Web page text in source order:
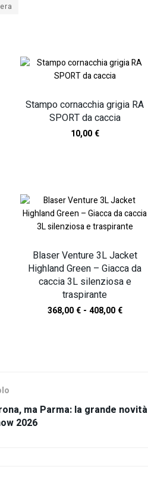
Stampo cornacchia grigia RA
SPORT da caccia
10,00€
Blaser Venture 3L Jacket
Highland Green – Giacca da
caccia 3L silenziosa e
traspirante
368,00€ - 408,00€
ma Parma: la grande novità
2026